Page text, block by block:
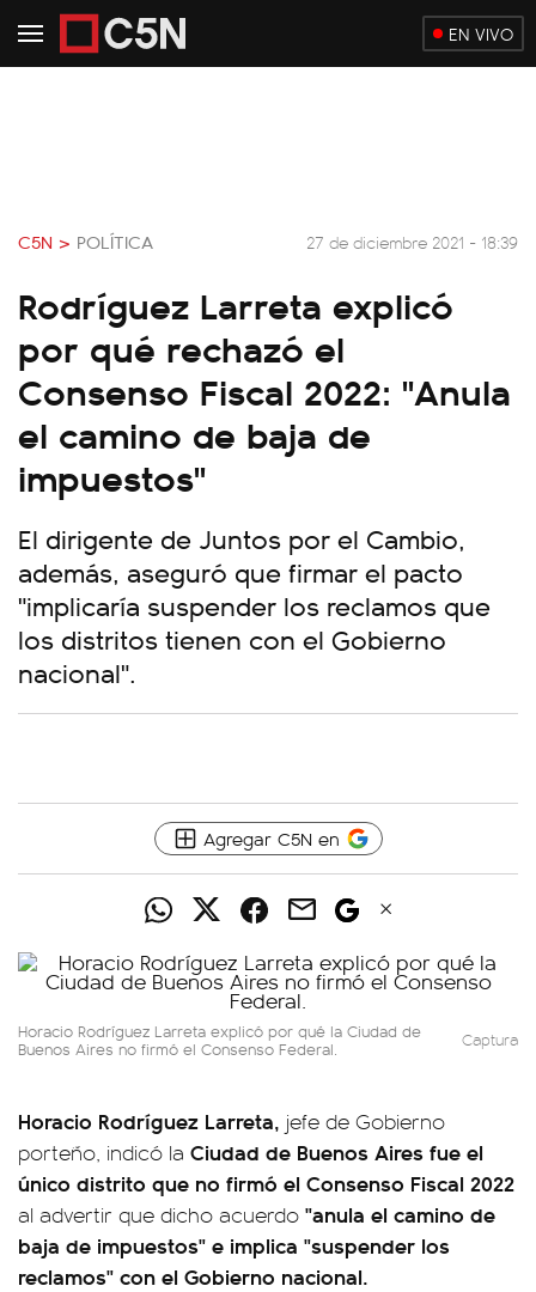
EN VIVO
C5N > POLÍTICA 27 de diciembre 2021 - 18:39
Rodríguez Larreta explicó
por qué rechazó el
Consenso Fiscal 2022: "Anula
el camino de baja de
impuestos"
El dirigente de Juntos por el Cambio,
además, aseguró que firmar el pacto
"implicaría suspender los reclamos que
los distritos tienen con el Gobierno
nacional".
Agregar C5N en
Horacio Rodríguez Larreta explicó por qué la Ciudad de
Buenos Aires no firmó el Consenso Federal. Captura
Horacio Rodríguez Larreta, jefe de Gobierno
porteño, indicó la Ciudad de Buenos Aires fue el
único distrito que no firmó el Consenso Fiscal 2022
al advertir que dicho acuerdo "anula el camino de
baja de impuestos" e implica "suspender los
reclamos" con el Gobierno nacional.